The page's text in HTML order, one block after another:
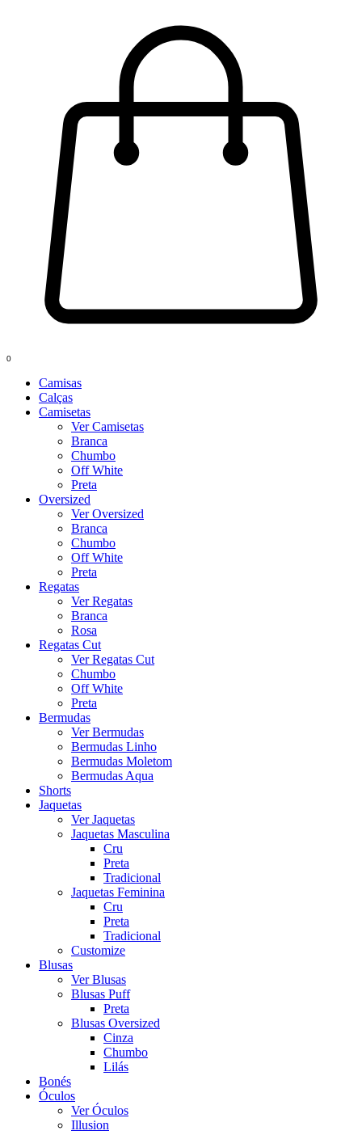
0
Camisas
Calças
Camisetas
Ver Camisetas
Branca
Chumbo
Off White
Preta
Oversized
Ver Oversized
Branca
Chumbo
Off White
Preta
Regatas
Ver Regatas
Branca
Rosa
Regatas Cut
Ver Regatas Cut
Chumbo
Off White
Preta
Bermudas
Ver Bermudas
Bermudas Linho
Bermudas Moletom
Bermudas Aqua
Shorts
Jaquetas
Ver Jaquetas
Jaquetas Masculina
Cru
Preta
Tradicional
Jaquetas Feminina
Cru
Preta
Tradicional
Customize
Blusas
Ver Blusas
Blusas Puff
Preta
Blusas Oversized
Cinza
Chumbo
Lilás
Bonés
Óculos
Ver Óculos
Illusion